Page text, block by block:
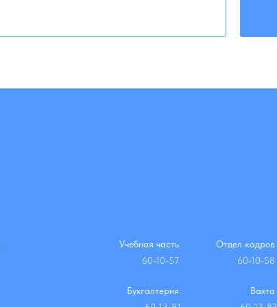
Отдел кадров
Вахта
Учебная часть
Бухгалтерия
60-10-58
60-10-57